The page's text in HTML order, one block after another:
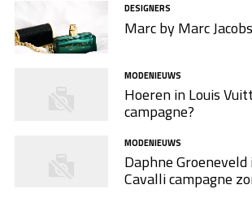
DESIGNERS
Marc by Marc
MODENIEUWS
Hoeren in Louis
campagne?
MODENIEUWS
Daphne
Cavalli campagne